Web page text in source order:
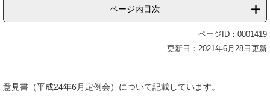
ページ内目次
ページID：0001419
更新日：2021年6月28日更新
意見書（平成24年6月定例会）について記載しています。